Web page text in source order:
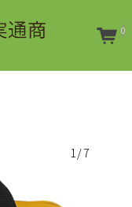
0
1/7